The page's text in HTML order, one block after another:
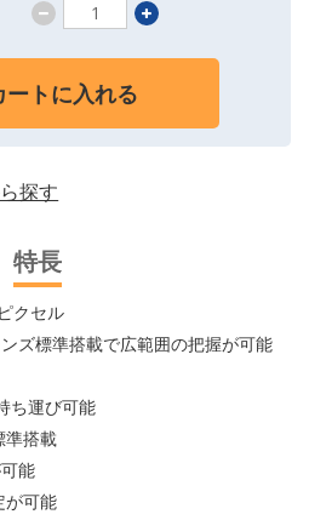
ートに入れる
探す
特長
クセル
ズ標準搭載で広範囲の把握が可能
ち運び可能
準搭載
能
が可能